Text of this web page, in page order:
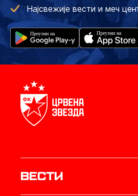
Најсвежије вести и меч
Вести